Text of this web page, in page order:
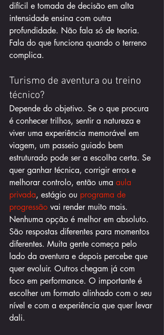
difícil e tomada de decisão em alta
intensidade ensina com outra
profundidade. Não fala só de teoria.
Fala do que funciona quando o terreno
complica.
Turismo de aventura ou treino
técnico?
Depende do objetivo. Se o que procura
é conhecer trilhos, sentir a natureza e
viver uma experiência memorável em
viagem, um passeio guiado bem
estruturado pode ser a escolha certa. Se
quer ganhar técnica, corrigir erros e
melhorar controlo, então uma aula
privada, estágio ou programa de
progressão vai render muito mais.
Nenhuma opção é melhor em absoluto.
São respostas diferentes para momentos
diferentes. Muita gente começa pelo
lado da aventura e depois percebe que
quer evoluir. Outros chegam já com
foco em performance. O importante é
escolher um formato alinhado com o seu
nível e com a experiência que quer levar
dali.